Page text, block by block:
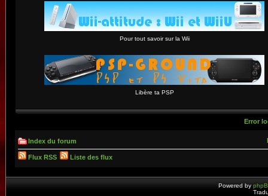
Pour tout savoir sur la Wii
Libère ta PSP
Error
Index du forum
Flux RSS Liste des flux
Powered by